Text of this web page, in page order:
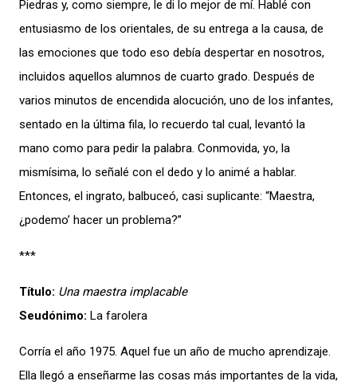
Piedras y, como siempre, le di lo mejor de mí. Hablé con
entusiasmo de los orientales, de su entrega a la causa, de
las emociones que todo eso debía despertar en nosotros,
incluidos aquellos alumnos de cuarto grado. Después de
varios minutos de encendida alocución, uno de los infantes,
sentado en la última fila, lo recuerdo tal cual, levantó la
mano como para pedir la palabra. Conmovida, yo, la
mismísima, lo señalé con el dedo y lo animé a hablar.
Entonces, el ingrato, balbuceó, casi suplicante: “Maestra,
¿podemo’ hacer un problema?”
***
Título: Una maestra implacable
Seudónimo: La farolera
Corría el año 1975. Aquel fue un año de mucho aprendizaje.
Ella llegó a enseñarme las cosas más importantes de la vida,